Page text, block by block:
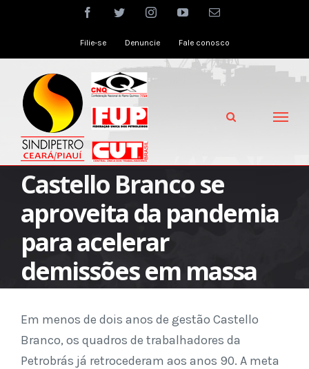
facebooktwitter instagramyoutubeEmail
Filie-se Denuncie Fale conosco
Castello Branco se
aproveita da pandemia
para acelerar
demissões em massa
Em menos de dois anos de gestão Castello
Branco, os quadros de trabalhadores da
Petrobrás já retrocederam aos anos 90. A meta